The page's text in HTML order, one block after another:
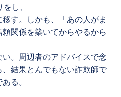
し、
す。しかも、「あの人がま
関係を築いてからやるから
。周辺者のアドバイスで念
結果とんでもない詐欺師で
る。